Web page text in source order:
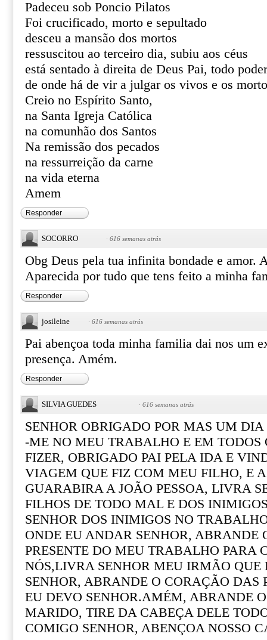
Padeceu sob Poncio Pilatos
Foi crucificado, morto e sepultado
desceu a mansão dos mortos
ressuscitou ao terceiro dia, subiu aos céus
está sentado à direita de Deus Pai, todo
de onde há de vir a julgar os vivos e os
Creio no Espírito Santo,
na Santa Igreja Católica
na comunhão dos Santos
Na remissão dos pecados
na ressurreição da carne
na vida eterna
Amem
Responder
SOCORRO · 616 semanas atrás
Obg Deus pela tua infinita bondade e amor.
Aparecida por tudo que tens feito a minha
Responder
josileine · 616 semanas atrás
Pai abençoa toda minha familia dai nos um
presença. Amém.
Responder
SILVIA GUEDES · 616 semanas atrás
SENHOR OBRIGADO POR MAS UM
-ME NO MEU TRABALHO E EM TODOS
FIZER, OBRIGADO PAI PELA IDA E
VIAGEM QUE FIZ COM MEU FILHO, E
GUARABIRA A JOÃO PESSOA, LIVRA
FILHOS DE TODO MAL E DOS
SENHOR DOS INIMIGOS NO
ONDE EU ANDAR SENHOR, ABRANDE
PRESENTE DO MEU TRABALHO PARA
NÓS,LIVRA SENHOR MEU IRMÃO QUE
SENHOR, ABRANDE O CORAÇÃO DAS
EU DEVO SENHOR.AMÉM, ABRANDE
MARIDO, TIRE DA CABEÇA DELE
COMIGO SENHOR, ABENÇOA NOSSO